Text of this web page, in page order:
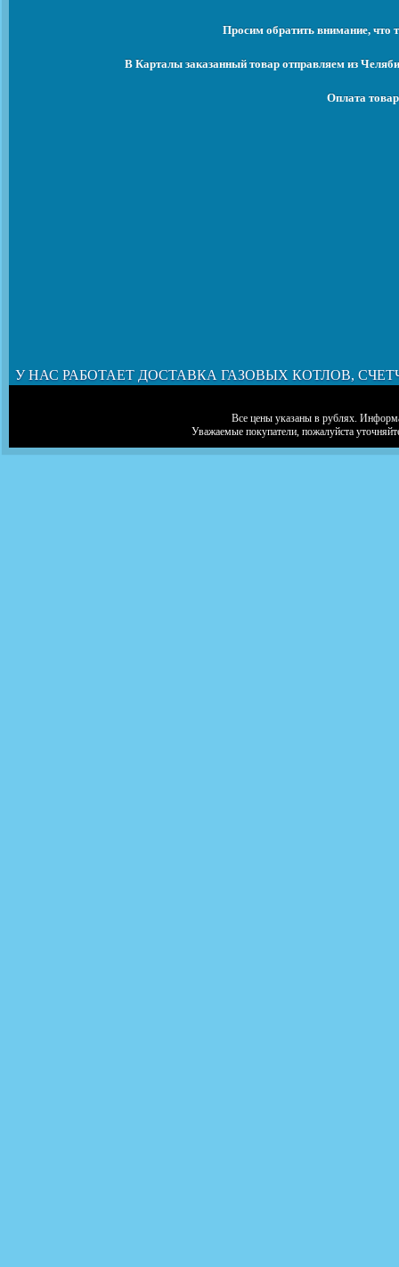
Просим обратить внимание, что
В Карталы заказанный товар отправляем из
Оплата
У НАС РАБОТАЕТ ДОСТАВКА ГАЗОВЫХ КОТЛОВ,
Все цены указаны в рублях.
Уважаемые покупатели, пожалуйста